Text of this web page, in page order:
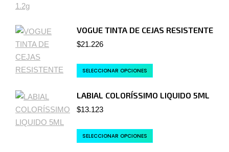
VOGUE TINTA DE CEJAS RESISTENTE
$21.226
SELECCIONAR OPCIONES
LABIAL COLORÍSSIMO LIQUIDO 5ML
$13.123
SELECCIONAR OPCIONES